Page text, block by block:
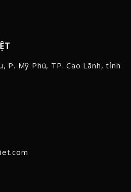
P. Mỹ Phú, TP. Cao Lãnh, tỉnh